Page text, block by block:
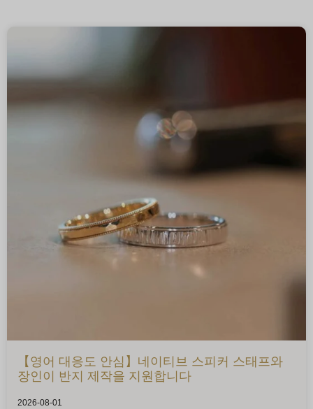
【영어 대응도 안심】네이티브 스피커 스태프와
장인이 반지 제작을 지원합니다
2026-08-01